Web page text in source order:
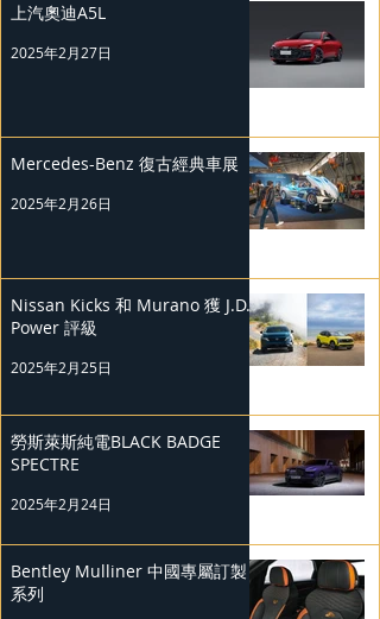
上汽奧迪A5L
2025年2月27日
Mercedes-Benz 復古經典車展
2025年2月26日
Nissan Kicks 和 Murano 獲 J.D.
Power 評級
2025年2月25日
勞斯萊斯純電BLACK BADGE
SPECTRE
2025年2月24日
Bentley Mulliner 中國專屬訂製
系列